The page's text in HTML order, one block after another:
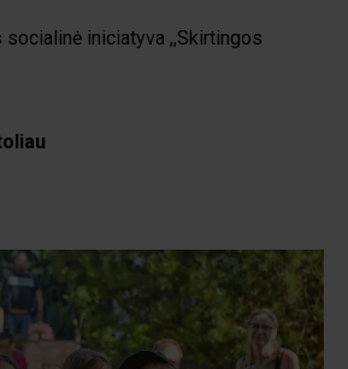
iniciatyva ,,Skirtingos